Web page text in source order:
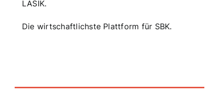
LASIK.
Die wirtschaftlichste Plattform für SBK.